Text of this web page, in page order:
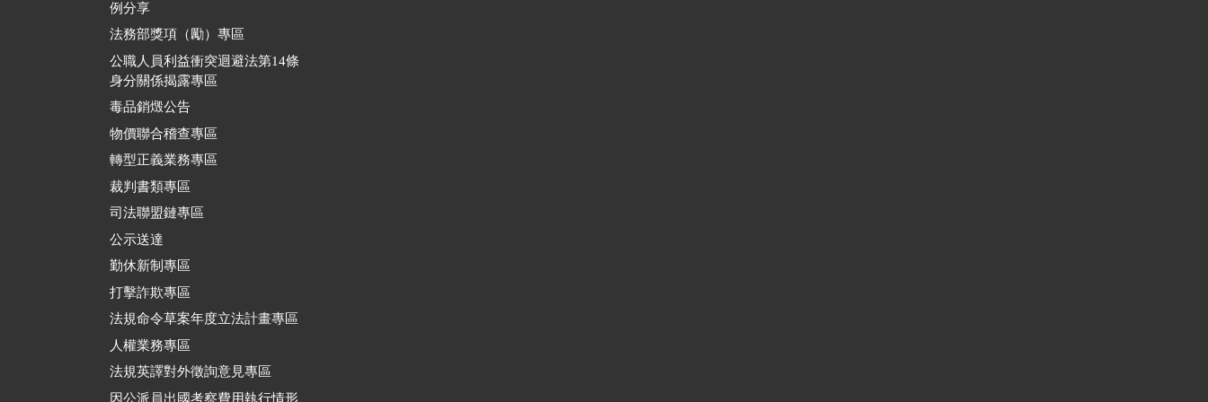
例分享
法務部獎項（勵）專區
公職人員利益衝突迴避法第14條
身分關係揭露專區
毒品銷燬公告
物價聯合稽查專區
轉型正義業務專區
裁判書類專區
司法聯盟鏈專區
公示送達
勤休新制專區
打擊詐欺專區
法規命令草案年度立法計畫專區
人權業務專區
法規英譯對外徵詢意見專區
因公派員出國考察費用執行情形